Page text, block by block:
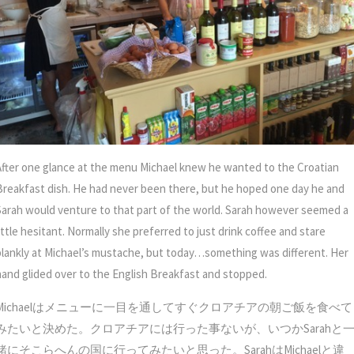
one glance at the menu Michael knew he wanted to the Croatian
dish. He had never been there, but he hoped one day he and
would venture to that part of the world. Sarah however seemed a
hesitant. Normally she preferred to just drink coffee and stare
at Michael’s mustache, but today…something was different. Her
glided over to the English Breakfast and stopped.
はメニューに一目を通してすぐクロアチアの朝ご飯を食べて
たいと決めた。クロアチアには行った事ないが、いつかSarahと一
にそこらへんの国に行ってみたいと思った。SarahはMichaelと違